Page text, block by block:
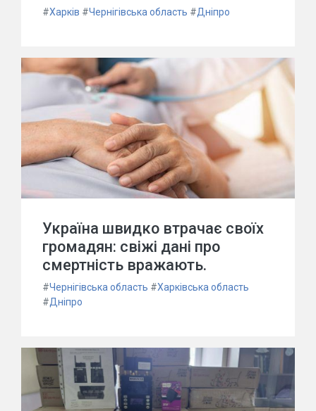
#Харків #Чернігівська область #Дніпро
Україна швидко втрачає своїх
громадян: свіжі дані про
смертність вражають.
#Чернігівська область #Харківська область
#Дніпро